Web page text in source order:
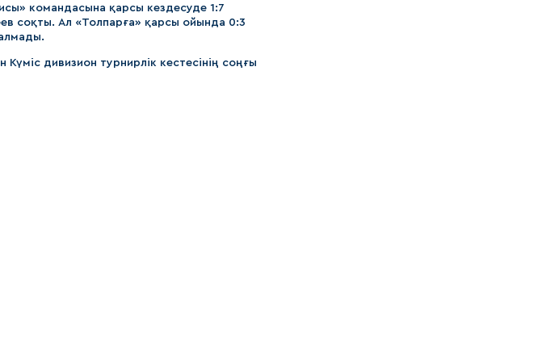
командасына қарсы кездесуде 1:7
соқты. Ал «Толпарға» қарсы ойында 0:3
дивизион турнирлік кестесінің соңғы